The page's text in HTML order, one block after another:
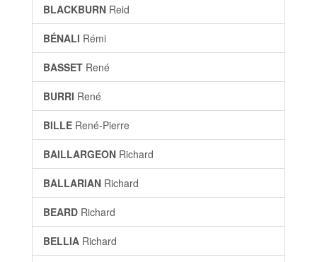
BLACKBURN Reid
BÉNALI Rémi
BASSET René
BURRI René
BILLE René-Pierre
BAILLARGEON Richard
BALLARIAN Richard
BEARD Richard
BELLIA Richard